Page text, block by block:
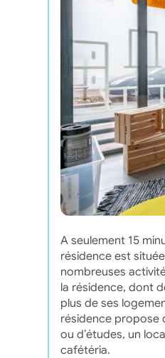
A seulement 15
résidence est
nombreuses
la résidence, dont
plus de ses
résidence propose
ou d’études, un
cafétéria.